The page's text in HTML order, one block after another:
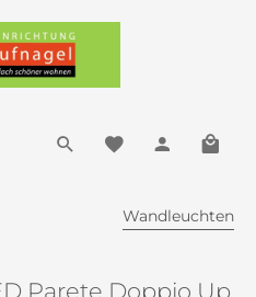
Wandleuchten
Parete Doppio Up